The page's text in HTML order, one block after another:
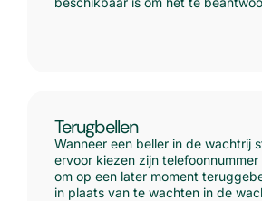
Terugbellen
Wanneer een beller in de wachtrij
ervoor kiezen zijn
om op een later moment
in plaats van te wachten in de